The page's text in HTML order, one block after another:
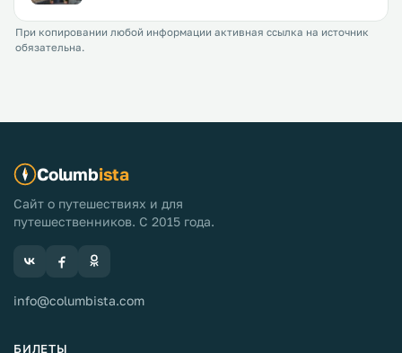
При копировании любой информации активная ссылка на источник
обязательна.
Columbista
Сайт о путешествиях и для
путешественников. С 2015 года.
info@columbista.com
БИЛЕТЫ